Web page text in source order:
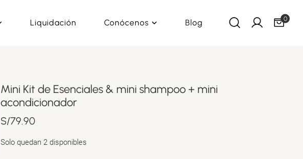
Liquidación Conócenos Blog 0
Mini Kit de Esenciales & mini shampoo + mini
acondicionador
S/79.90
Solo quedan 2 disponibles